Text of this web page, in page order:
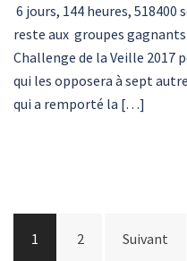
6 jours, 144 heures, 518400
reste aux groupes
Challenge de la Veille 2017
qui les opposera à sept
qui a remporté la […]
des
1 2 Suivant